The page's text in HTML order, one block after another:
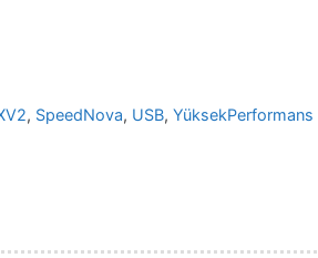
, SpeedNova, USB,YüksekPerformans